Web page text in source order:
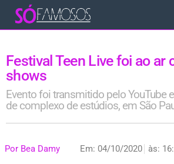
Festival Teen Live foi ao ar
shows
Evento foi transmitido pelo YouTube
de complexo de estúdios, em São
Por Bea Damy Em: 04/10/2020 às: